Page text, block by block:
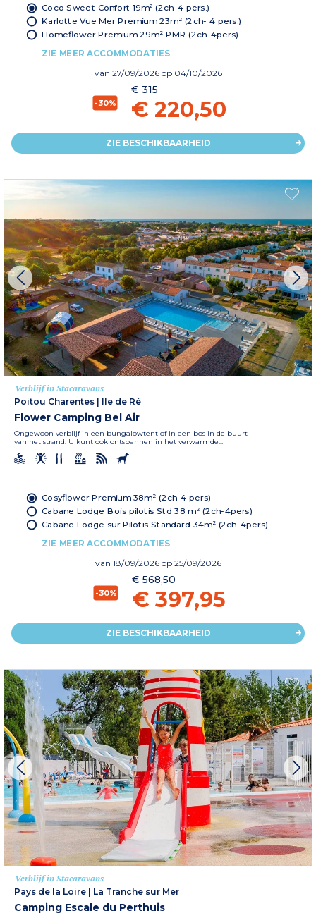
Coco Sweet Confort 19m² (2ch-4 pers.)
Karlotte Vue Mer Premium 23m² (2ch- 4 pers.)
Homeflower Premium 29m² PMR (2ch-4pers)
ZIE MEER ACCOMMODATIES
van 27/09/2026 op 04/10/2026
-30%
€ 315
€ 220,50
ZIE BESCHIKBAARHEID
Verblijf in Stacaravans
Poitou Charentes
Ile de Ré
Flower Camping Bel Air
Ongewoon verblijf in een bungalowtent of in een bos in de buurt
van het strand. U kunt ook ontspannen in het verwarmde...
Cosyflower Premium 38m² (2ch-4 pers)
Cabane Lodge Bois pilotis Std 38 m² (2ch-4pers)
Cabane Lodge sur Pilotis Standard 34m² (2ch-4pers)
ZIE MEER ACCOMMODATIES
van 18/09/2026 op 25/09/2026
-30%
€ 568,50
€ 397,95
ZIE BESCHIKBAARHEID
Verblijf in Stacaravans
Pays de la Loire
La Tranche sur Mer
Camping Escale du Perthuis